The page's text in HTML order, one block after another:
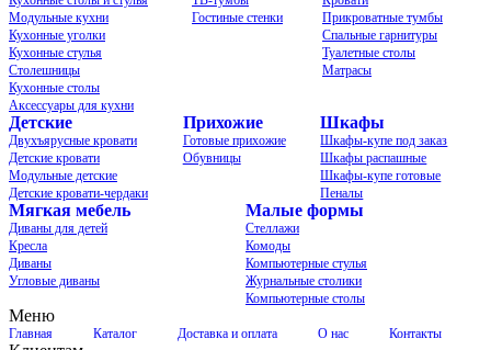
Модульные кухни
Кухонные уголки
Кухонные стулья
Столешницы
Кухонные столы
Аксессуары для кухни
Гостиные стенки
Прикроватные тумбы
Спальные гарнитуры
Туалетные столы
Матрасы
Детские
Двухъярусные кровати
Детские кровати
Модульные детские
Детские кровати-чердаки
Прихожие
Готовые прихожие
Обувницы
Шкафы
Шкафы-купе под заказ
Шкафы распашные
Шкафы-купе готовые
Пеналы
Мягкая мебель
Диваны для детей
Кресла
Диваны
Угловые диваны
Малые формы
Стеллажи
Комоды
Компьютерные стулья
Журнальные столики
Компьютерные столы
Меню
Главная Каталог Доставка и оплата О нас Контакты